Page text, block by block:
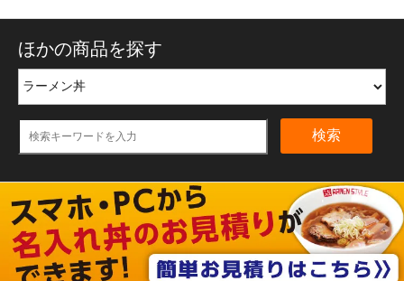
ほかの商品を探す
検索